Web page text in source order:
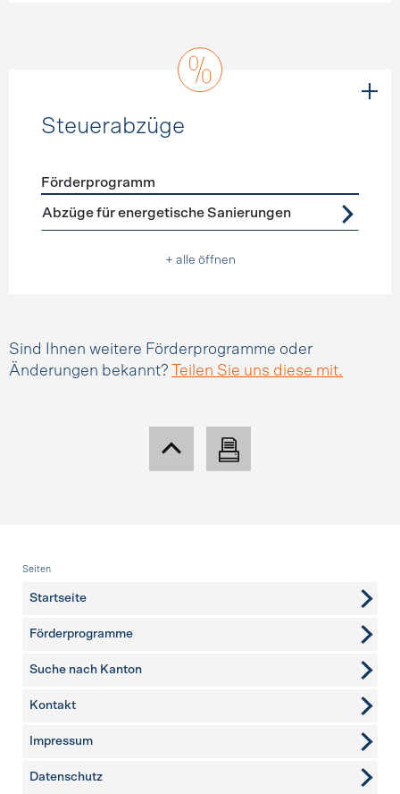
Steuerabzüge
Förderprogramme Steuerabzüge
Förderprogramm
Abzüge für energetische Sanierungen
+ alle öffnen
Sind Ihnen weitere Förderprogramme oder
Änderungen bekannt?
Teilen Sie uns diese mit.
Fusszeile
Seiten
Startseite
Förderprogramme
Suche nach Kanton
weitere Seiten
Kontakt
Impressum
Datenschutz